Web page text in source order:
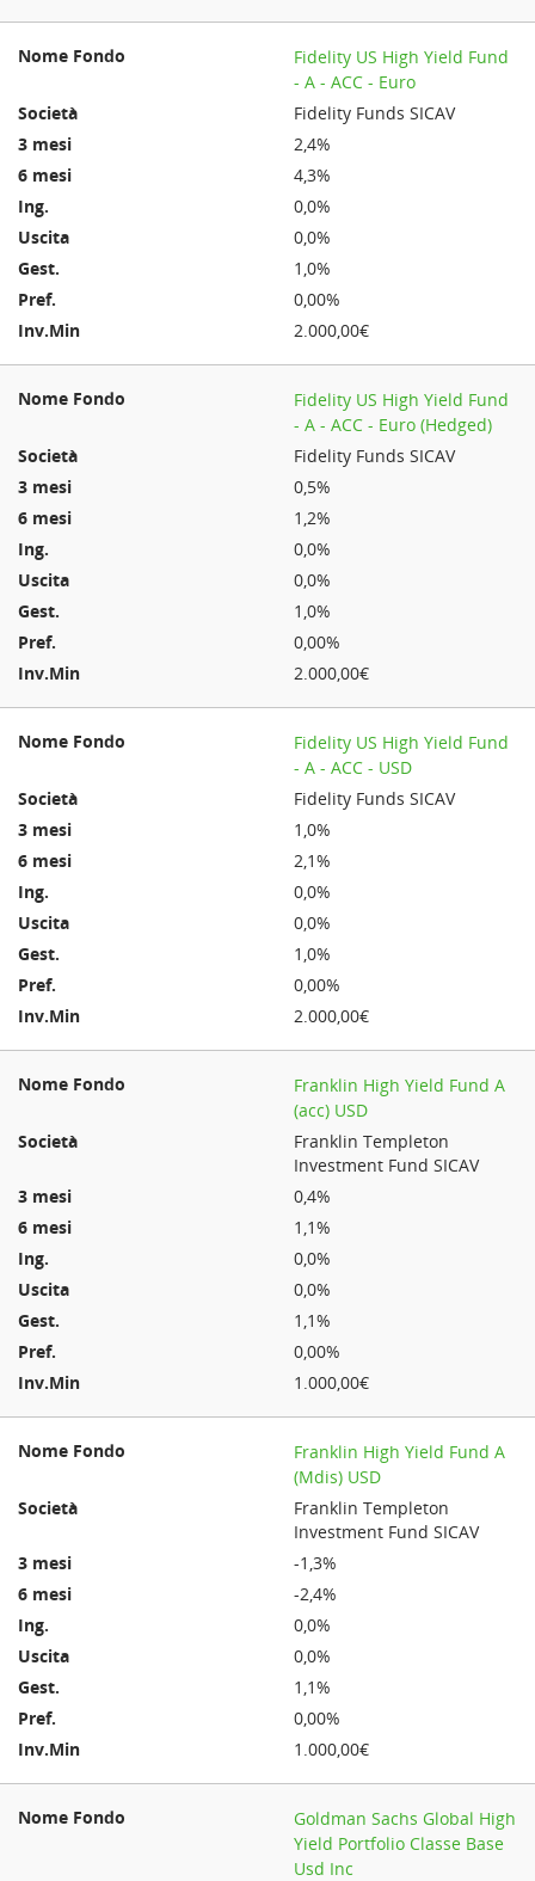
Fidelity US High Yield Fund
- A - ACC - Euro
Fidelity Funds SICAV
2,4%
4,3%
0,0%
0,0%
1,0%
0,00%
2.000,00€
Fidelity US High Yield Fund
- A - ACC - Euro (Hedged)
Fidelity Funds SICAV
0,5%
1,2%
0,0%
0,0%
1,0%
0,00%
2.000,00€
Fidelity US High Yield Fund
- A - ACC - USD
Fidelity Funds SICAV
1,0%
2,1%
0,0%
0,0%
1,0%
0,00%
2.000,00€
Franklin High Yield Fund A
(acc) USD
Franklin Templeton
Investment Fund SICAV
0,4%
1,1%
0,0%
0,0%
1,1%
0,00%
1.000,00€
Franklin High Yield Fund A
(Mdis) USD
Franklin Templeton
Investment Fund SICAV
-1,3%
-2,4%
0,0%
0,0%
1,1%
0,00%
1.000,00€
Goldman Sachs Global High
Yield Portfolio Classe Base
Usd Inc